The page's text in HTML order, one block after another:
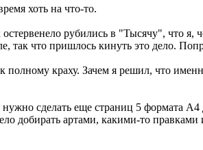
хоть на что-то.
рубились в "Тысячу", что я,
так что пришлось кинуть это дело.
краху. Зачем я решил, что
сделать еще страниц 5 формата
добирать артами, какими-то